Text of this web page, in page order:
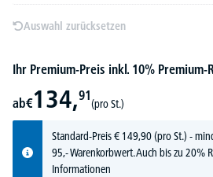
Auswahl zurücksetzen
Ihr Premium-Preis inkl. 10% Premium-
ab€134,91
(pro St.)
Standard-Preis€ 149,90(pro St.) -
95,- Warenkorbwert. Auch bis zu 20%
Informationen